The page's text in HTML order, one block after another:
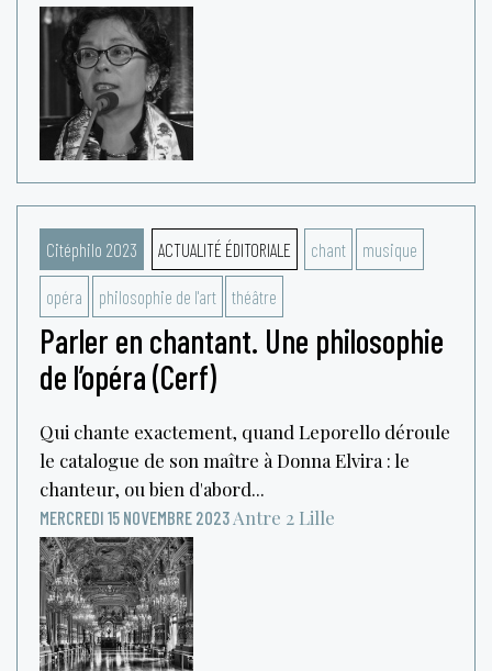
Citéphilo 2023 ACTUALITÉ ÉDITORIALE chant musique
opéra philosophie de l'art théâtre
Parler en chantant. Une philosophie
de l’opéra (Cerf)
Qui chante exactement, quand Leporello déroule
le catalogue de son maître à Donna Elvira : le
chanteur, ou bien d'abord...
MERCREDI 15 NOVEMBRE 2023 Antre 2 Lille